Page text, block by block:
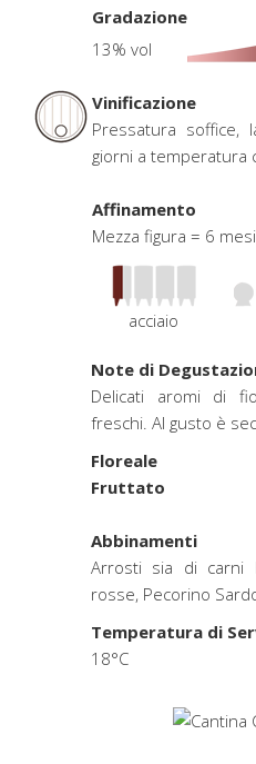
Gradazione
13% vol
Vinificazione
Pressatura soffice,
giorni a temperatura
Affinamento
Mezza figura = 6
acciaio
Note di
Delicati aromi di
freschi. Al gusto è
Floreale
Fruttato
Abbinamenti
Arrosti sia di carni
rosse, Pecorino
Temperatura di
18°C